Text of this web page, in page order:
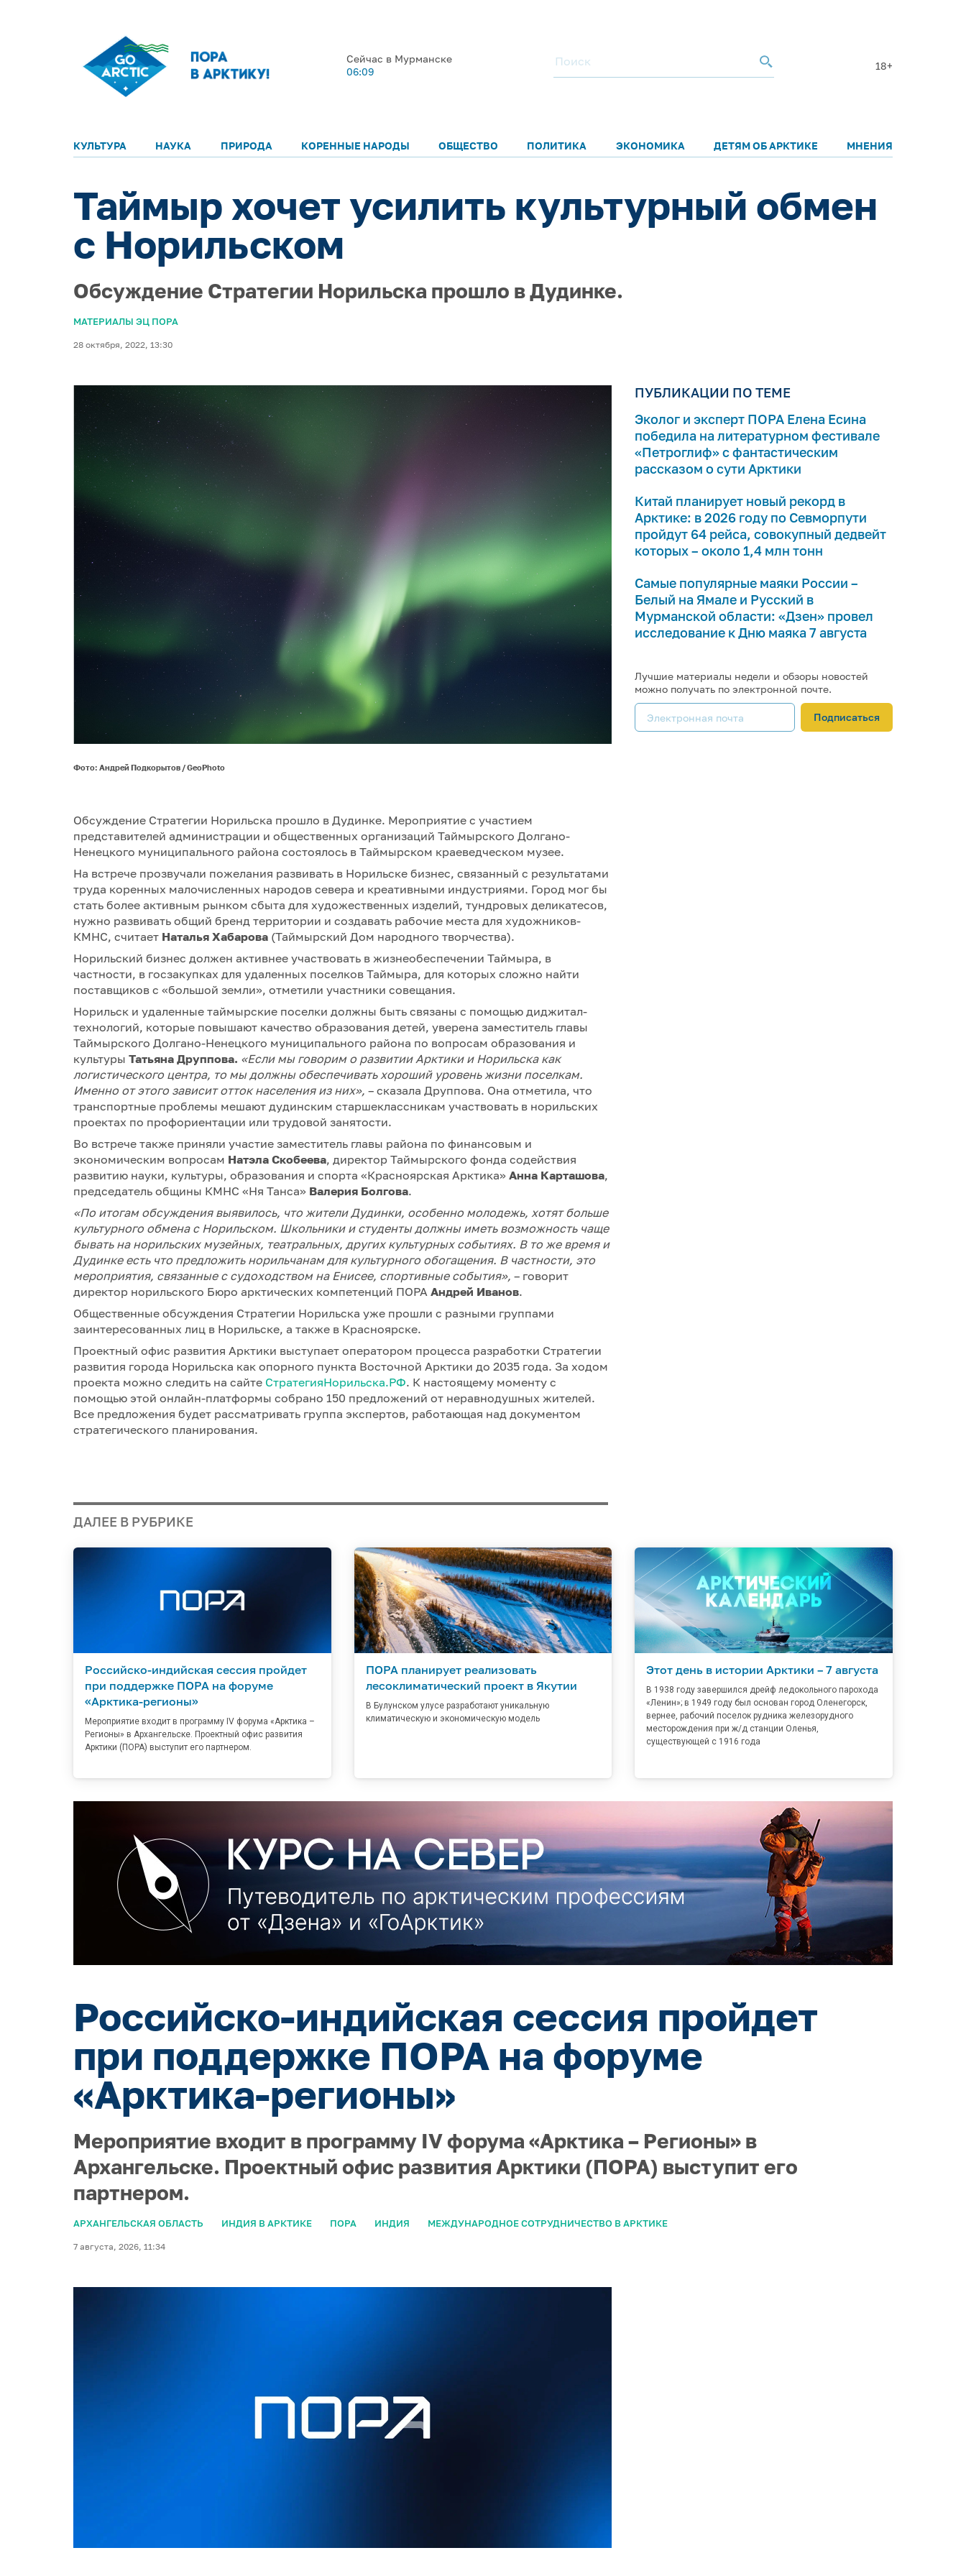
Сейчас в Мурманске
06:09
18+
КУЛЬТУРА НАУКА ПРИРОДА КОРЕННЫЕ НАРОДЫ ОБЩЕСТВО ПОЛИТИКА ЭКОНОМИКА ДЕТЯМ ОБ АРКТИКЕ МНЕНИЯ
Таймыр хочет усилить культурный обмен
с Норильском
Обсуждение Стратегии Норильска прошло в Дудинке.
МАТЕРИАЛЫ ЭЦ ПОРА
28 октября, 2022, 13:30
Фото: Андрей Подкорытов / GeoPhoto
Обсуждение Стратегии Норильска прошло в Дудинке. Мероприятие с участием
представителей администрации и общественных организаций Таймырского Долгано-
Ненецкого муниципального района состоялось в Таймырском краеведческом музее.
На встрече прозвучали пожелания развивать в Норильске бизнес, связанный с результатами
труда коренных малочисленных народов севера и креативными индустриями. Город мог бы
стать более активным рынком сбыта для художественных изделий, тундровых деликатесов,
нужно развивать общий бренд территории и создавать рабочие места для художников-
КМНС, считает Наталья Хабарова (Таймырский Дом народного творчества).
Норильский бизнес должен активнее участвовать в жизнеобеспечении Таймыра, в
частности, в госзакупках для удаленных поселков Таймыра, для которых сложно найти
поставщиков с «большой земли», отметили участники совещания.
Норильск и удаленные таймырские поселки должны быть связаны с помощью диджитал-
технологий, которые повышают качество образования детей, уверена заместитель главы
Таймырского Долгано-Ненецкого муниципального района по вопросам образования и
культуры Татьяна Друппова. «Если мы говорим о развитии Арктики и Норильска как
логистического центра, то мы должны обеспечивать хороший уровень жизни поселкам.
Именно от этого зависит отток населения из них», – сказала Друппова. Она отметила, что
транспортные проблемы мешают дудинским старшеклассникам участвовать в норильских
проектах по профориентации или трудовой занятости.
Во встрече также приняли участие заместитель главы района по финансовым и
экономическим вопросам Натэла Скобеева, директор Таймырского фонда содействия
развитию науки, культуры, образования и спорта «Красноярская Арктика» Анна Карташова,
председатель общины КМНС «Ня Танса» Валерия Болгова.
«По итогам обсуждения выявилось, что жители Дудинки, особенно молодежь, хотят больше
культурного обмена с Норильском. Школьники и студенты должны иметь возможность чаще
бывать на норильских музейных, театральных, других культурных событиях. В то же время и
Дудинке есть что предложить норильчанам для культурного обогащения. В частности, это
мероприятия, связанные с судоходством на Енисее, спортивные события», – говорит
директор норильского Бюро арктических компетенций ПОРА Андрей Иванов.
Общественные обсуждения Стратегии Норильска уже прошли с разными группами
заинтересованных лиц в Норильске, а также в Красноярске.
Проектный офис развития Арктики выступает оператором процесса разработки Стратегии
развития города Норильска как опорного пункта Восточной Арктики до 2035 года. За ходом
проекта можно следить на сайте СтратегияНорильска.РФ. К настоящему моменту с
помощью этой онлайн-платформы собрано 150 предложений от неравнодушных жителей.
Все предложения будет рассматривать группа экспертов, работающая над документом
стратегического планирования.
ПУБЛИКАЦИИ ПО ТЕМЕ
Эколог и эксперт ПОРА Елена Есина
победила на литературном фестивале
«Петроглиф» с фантастическим
рассказом о сути Арктики
Китай планирует новый рекорд в
Арктике: в 2026 году по Севморпути
пройдут 64 рейса, совокупный дедвейт
которых – около 1,4 млн тонн
Самые популярные маяки России –
Белый на Ямале и Русский в
Мурманской области: «Дзен» провел
исследование к Дню маяка 7 августа
Лучшие материалы недели и обзоры новостей
можно получать по электронной почте.
Подписаться
ДАЛЕЕ В РУБРИКЕ
Российско-индийская сессия пройдет
при поддержке ПОРА на форуме
«Арктика-регионы»
Мероприятие входит в программу IV форума «Арктика –
Регионы» в Архангельске. Проектный офис развития
Арктики (ПОРА) выступит его партнером.
ПОРА планирует реализовать
лесоклиматический проект в Якутии
В Булунском улусе разработают уникальную
климатическую и экономическую модель
Этот день в истории Арктики – 7 августа
В 1938 году завершился дрейф ледокольного парохода
«Ленин»; в 1949 году был основан город Оленегорск,
вернее, рабочий поселок рудника железорудного
месторождения при ж/д станции Оленья,
существующей с 1916 года
Российско-индийская сессия пройдет
при поддержке ПОРА на форуме
«Арктика-регионы»
Мероприятие входит в программу IV форума «Арктика – Регионы» в
Архангельске. Проектный офис развития Арктики (ПОРА) выступит его
партнером.
АРХАНГЕЛЬСКАЯ ОБЛАСТЬ ИНДИЯ В АРКТИКЕ ПОРА ИНДИЯ МЕЖДУНАРОДНОЕ СОТРУДНИЧЕСТВО В АРКТИКЕ
7 августа, 2026, 11:34